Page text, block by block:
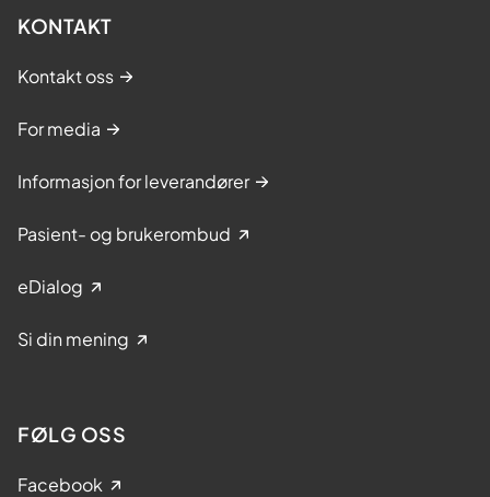
KONTAKT
Kontakt oss
For media
Informasjon for leverandører
Pasient- og brukerombud
eDialog
Si din mening
FØLG OSS
Facebook